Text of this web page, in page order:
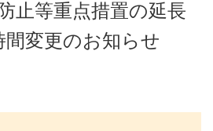
止等重点措置の延長
間変更のお知らせ